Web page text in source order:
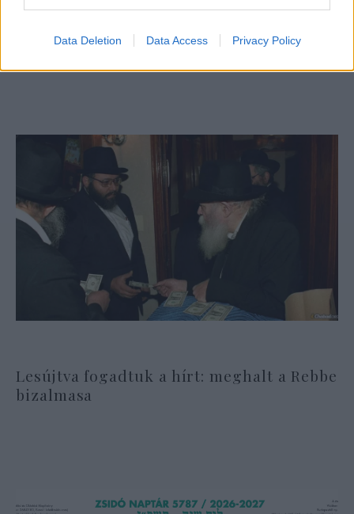
Data Deletion Data Access Privacy Policy
foglalkozik a Netflix új sorozata
Lesújtva fogadtuk a hírt: meghalt a Rebbe
bizalmasa